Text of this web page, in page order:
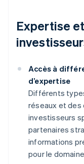
Expertise
Accès à
d’expertise
Différents
réseaux et des
investisseurs
partenaires
informations
pour le